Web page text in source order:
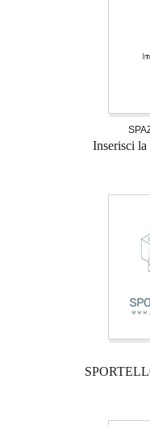
Inserisci la